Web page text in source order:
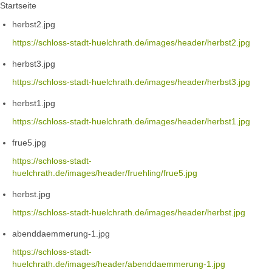
Startseite
herbst2.jpg
https://schloss-stadt-huelchrath.de/images/header/herbst2.jpg
herbst3.jpg
https://schloss-stadt-huelchrath.de/images/header/herbst3.jpg
herbst1.jpg
https://schloss-stadt-huelchrath.de/images/header/herbst1.jpg
frue5.jpg
https://schloss-stadt-
huelchrath.de/images/header/fruehling/frue5.jpg
herbst.jpg
https://schloss-stadt-huelchrath.de/images/header/herbst.jpg
abenddaemmerung-1.jpg
https://schloss-stadt-
huelchrath.de/images/header/abenddaemmerung-1.jpg